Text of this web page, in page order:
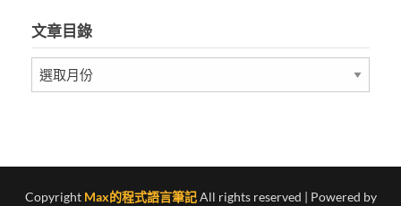
文章目錄
文
章
Copyright Max的程式語言筆記All rights reserved | Powered by